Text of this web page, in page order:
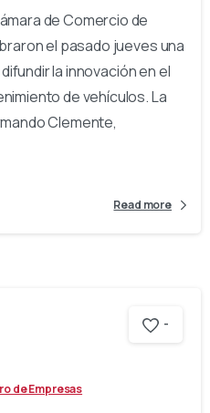
de Comercio de
el pasado jueves una
la innovación en el
de vehículos. La
Clemente,
Read more
-
de Empresas